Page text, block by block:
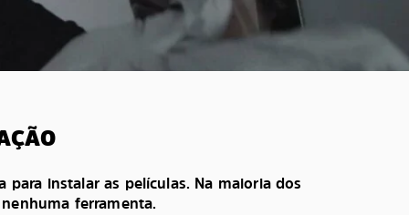
para instalar as películas. Na maioria dos
ferramenta.